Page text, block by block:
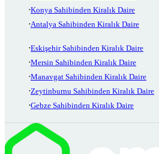
Konya Sahibinden Kiralık Daire
Antalya Sahibinden Kiralık Daire
Eskişehir Sahibinden Kiralık Daire
Mersin Sahibinden Kiralık Daire
Manavgat Sahibinden Kiralık Daire
Zeytinburnu Sahibinden Kiralık Daire
Gebze Sahibinden Kiralık Daire